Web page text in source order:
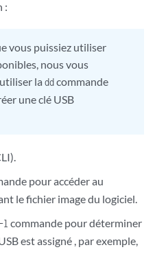
:
vous puissiez utiliser
nous vous
la ddcommande
une clé USB
pour accéder au
le fichier image du logiciel.
commande pour déterminer
est assigné , par exemple,